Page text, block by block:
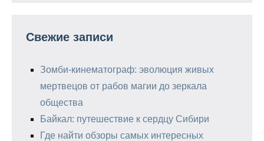
Свежие записи
Зомби-кинематограф: эволюция живых
мертвецов от рабов магии до зеркала
общества
Байкал: путешествие к сердцу Сибири
Где найти обзоры самых интересных